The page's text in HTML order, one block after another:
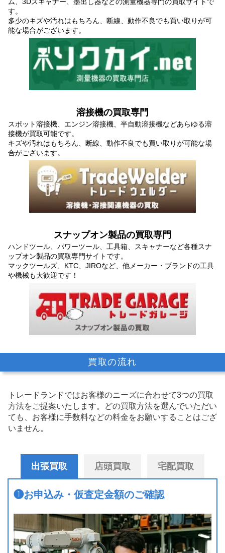
す。
多少のキズや汚れはもちろん、断線、動作不良でも買い取りが可
能な場合がございます。
溶接機の買取専門
スポット溶接機、エンジン溶接機、半自動溶接機などあらゆる溶
接機が買取可能です。
キズや汚れはもちろん、断線、動作不良でも買い取りが可能な場
合がございます。
スナップオン製品の買取専門
ハンドツール、パワーツール、工具箱、スキャナーなど各種スナ
ップオン製品の買取専門サイトです。
マックツールズ、KTC、JIROなど、他メーカー・ブランドの工具
や機械も大歓迎です！
買取の流れ
トレードランドではお客様のニーズに合わせて3つの買取
方法をご提案いたします。
どの買取方法を選んでいただい
ても、お客様に手数料などの料金をお願いすることはござ
いません。
出張買取 店頭買取 宅配買取
❶お申込み・仮査定金額のご確認